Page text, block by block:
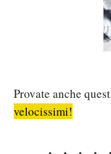
Provate anche
velocissimi!